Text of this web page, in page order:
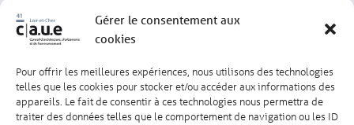
Gérer le consentement aux
cookies
Pour offrir les meilleures expériences, nous utilisons des technologies
telles que les cookies pour stocker et/ou accéder aux informations des
appareils. Le fait de consentir à ces technologies nous permettra de
traiter des données telles que le comportement de navigation ou les ID
Mentions légales Politique de confidentialité
Lexique Réalisation : olivgraphic.com